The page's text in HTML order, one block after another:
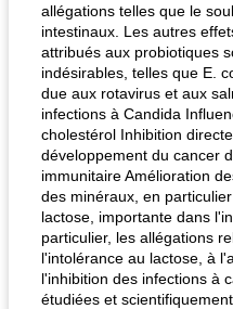
allégations telles que le
intestinaux. Les autres
attribués aux probiotiques
indésirables, telles que E.
due aux rotavirus et aux
infections à Candida
cholestérol Inhibition
développement du cancer
immunitaire Amélioration
des minéraux, en
lactose, importante dans
particulier, les allégations
l'intolérance au lactose, à
l'inhibition des infections à
étudiées et